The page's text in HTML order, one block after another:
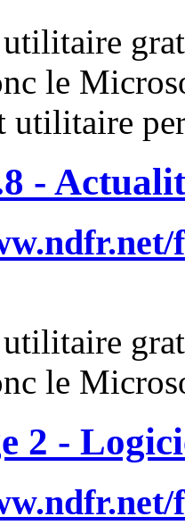
utilitaire
le
utilitaire
-
utilitaire
le
2 -